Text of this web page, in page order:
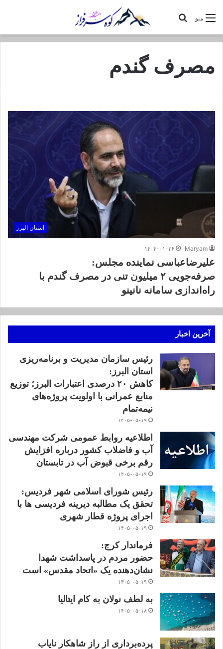
منو
مصرف گندم
استان البرز
Maryam ۱۴۰۴-۰۱-۲۶
علیرضاعباسی نماینده مجلس:
صرفه‌جویی ۲ میلیون تنی در مصرف گندم با
راه‌اندازی سامانه نانینو
آخرین اخبار
رئیس سازمان مدیریت و برنامه‌ریزی
استان البرز:
کاهش ۲۰ درصدی اعتبارات البرز؛ توزیع
منابع عمرانی با اولویت پروژه‌های
نیمه‌تمام
۱۴۰۵-۰۵-۱۹
اطلاعیه روابط عمومی شرکت مهندسی
آب و فاضلاب کشور درباره افزایش
رقم برخی قبوض آب در تابستان
۱۴۰۵-۰۵-۱۹
رئیس شورای اسلامی شهر فردیس:
تحقق یک مطالبه دیرینه فردیسی ها با
اجرای پروژه قطار شهری
۱۴۰۵-۰۵-۱۹
فرماندار کرج:
حضور مردم در پاسداشت شهدا
نشان‌دهنده یک «اتحاد مقدس» است
۱۴۰۵-۰۵-۱۹
به لطف نولان به کام ایتالیا
۱۴۰۵-۰۵-۱۸
پرده‌برداری از راز شاهکار نایاب